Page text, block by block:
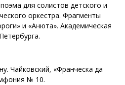
для солистов детского и
оркестра. Фрагменты
и «Анюта». Академическая
Чайковский, «Франческа да
№ 10.